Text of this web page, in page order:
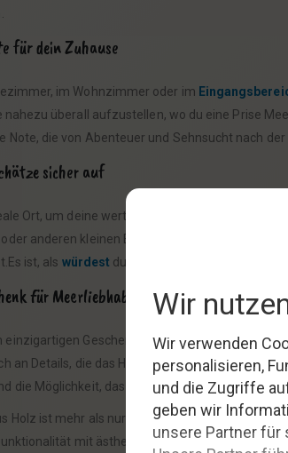
für dein Zuhause
im Wohnzimmer oder im
nahezu überall aufzustellen, wo du eine Prise
Note, die von Abenteuer und Sehnsucht nach der
sicher auf
Ort, um deine wertvollsten Kleinigkeiten
anderen kleinen Erinnerungen, die dir am
ist, als würdest du einen verborgenen Schatz
für Meerliebhaber
einzigartigen Geschenk für jemanden, der das
an Details, die das Herz jedesMeeresfreundes
die Möglichkeit, das Meer immer bei sich zu
Holz ist mehr als nur ein Aufbewahrungsobjekt;
mit ästhetischem Genuss und